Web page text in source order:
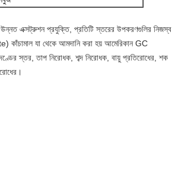
উন্নত এক্সট্রুশন প্রযুক্তি, প্রতিটি স্তরের উপকরণগুলির নিজস্ব
যা থেকে আমদানি করা হয় আমেরিকান GC
স্তর, তাপ নিরোধক, শব্দ নিরোধক, বায়ু প্রতিরোধের, শক